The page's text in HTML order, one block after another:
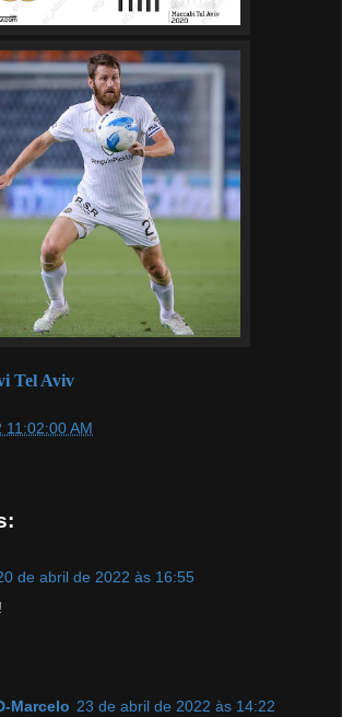
Tel Aviv
11:02:00 AM
de abril de 2022 às 16:55
Marcelo 23 de abril de 2022 às 14:22